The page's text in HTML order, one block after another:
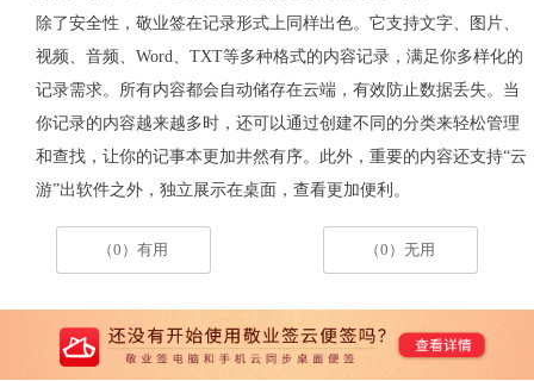
除了安全性，敬业签在记录形式上同样出色。它支持文字、图片、
视频、音频、 Word TXT等多种格式的内容记录，满足你多样化的
记录需求。所有内容都会自动储存在云端，有效防止数据丢失。当
你记录的内容越来越多时，还可以通过创建不同的分类来轻松管理
和查找，让你的记事本更加井然有序。此外，重要的内容还支持“云
游”出软件之外，独立展示在桌面，查看更加便利。
（0）有用 （0）无用